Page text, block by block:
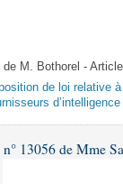
débats
de M. Bothorel -
de loi relative
13056 de Mme